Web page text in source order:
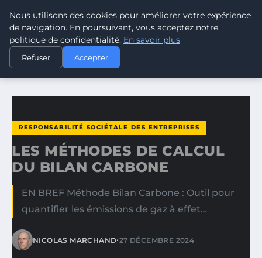
CLIMATE RESPONSE BLOG
ACCUEIL
RESPONSABILITÉ SOCIÉTALE DES ENTREPRISES
LES MÉTHODES DE CALCUL DU BILAN CARBONE
RESPONSABILITÉ SOCIÉTALE DES ENTREPRISES
LES MÉTHODES DE CALCUL
DU BILAN CARBONE
EN BREF Méthode Bilan Carbone : Outil pour
quantifier les émissions de gaz à effet…
NICOLAS MARCHAND•27 DÉCEMBRE 2024
Nous utilisons des cookies pour améliorer votre expérience
de navigation. En poursuivant, vous acceptez notre
politique de confidentialité. En savoir plus
Refuser Accepter